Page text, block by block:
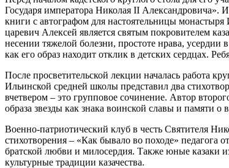
Государя императора Николая II Александровича».
книги с автографом для настоятельницы монастыря
царевич Алексей является святым покровителем
несении тяжелой болезни, простоте нрава,
как его образ находит отклик в детских сердцах.
После просветительской лекции началась работа
Ильинской средней школы представил два
вчетвером – это групповое сочинение. Автор
образа звезды как знака воинской славы и памяти
Военно-патриотический клуб в честь Святителя
стихотворения – «Как бывало во походе»
братской любви и милосердия. Также юные казаки
культурные традиции казачества.